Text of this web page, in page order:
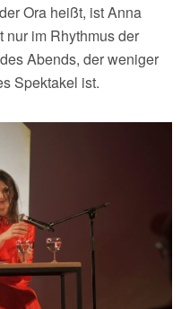
Ora heißt, ist Anna
nur im Rhythmus der
Abends, der weniger
Spektakel ist.